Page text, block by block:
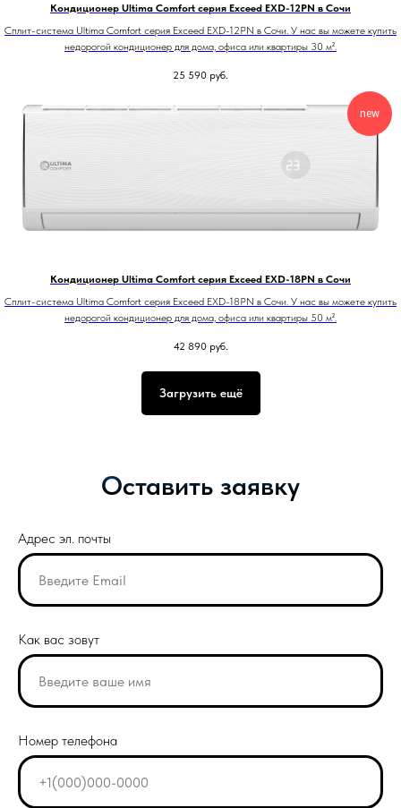
Кондиционер Ultima Comfort серия Exceed EXD-12PN в Сочи
Сплит-система Ultima Comfort серия Exceed EXD-12PN в Сочи. У нас вы можете купить
недорогой кондиционер для дома, офиса или квартиры 30 м².
25 590 руб.
new
Кондиционер Ultima Comfort серия Exceed EXD-18PN в Сочи
Сплит-система Ultima Comfort серия Exceed EXD-18PN в Сочи. У нас вы можете купить
недорогой кондиционер для дома, офиса или квартиры 50 м².
42 890 руб.
Загрузить ещё
Оставить заявку
Адрес эл. почты
Как вас зовут
Номер телефона